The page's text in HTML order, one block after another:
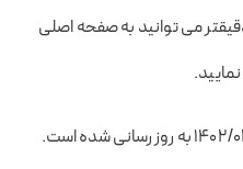
می توانید به صفحه اصلی